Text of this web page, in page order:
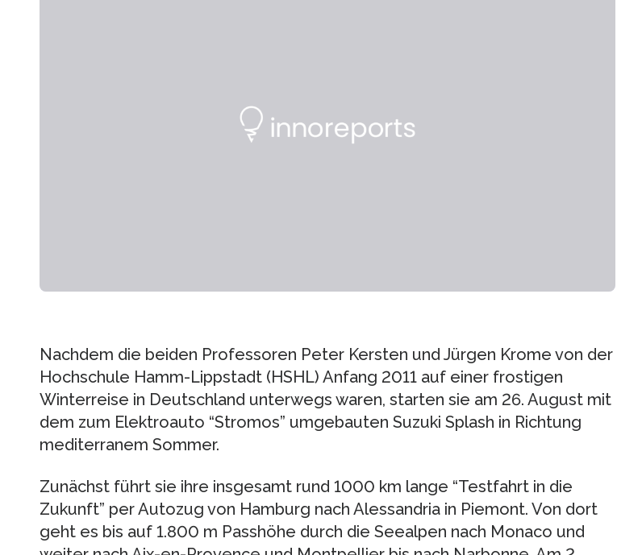
Nachdem die beiden Professoren Peter Kersten und Jürgen Krome von der
Hochschule Hamm-Lippstadt (HSHL) Anfang 2011 auf einer frostigen
Winterreise in Deutschland unterwegs waren, starten sie am 26. August mit
dem zum Elektroauto “Stromos” umgebauten Suzuki Splash in Richtung
mediterranem Sommer.
Zunächst führt sie ihre insgesamt rund 1000 km lange “Testfahrt in die
Zukunft” per Autozug von Hamburg nach Alessandria in Piemont. Von dort
geht es bis auf 1.800 m Passhöhe durch die Seealpen nach Monaco und